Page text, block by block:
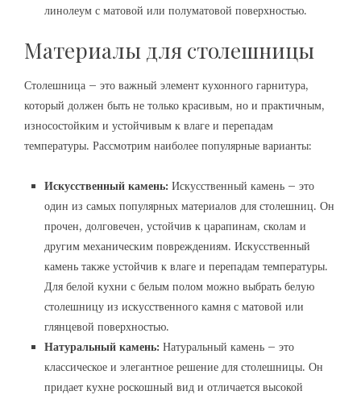
линолеум с матовой или полуматовой поверхностью.
Материалы для столешницы
Столешница – это важный элемент кухонного гарнитура,
который должен быть не только красивым, но и практичным,
износостойким и устойчивым к влаге и перепадам
температуры. Рассмотрим наиболее популярные варианты:
Искусственный камень: Искусственный камень – это
один из самых популярных материалов для столешниц. Он
прочен, долговечен, устойчив к царапинам, сколам и
другим механическим повреждениям. Искусственный
камень также устойчив к влаге и перепадам температуры.
Для белой кухни с белым полом можно выбрать белую
столешницу из искусственного камня с матовой или
глянцевой поверхностью.
Натуральный камень: Натуральный камень – это
классическое и элегантное решение для столешницы. Он
придает кухне роскошный вид и отличается высокой